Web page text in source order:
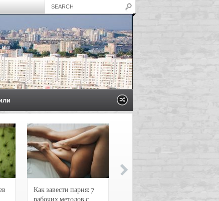
Как завести парня: 7
рабочих методов с